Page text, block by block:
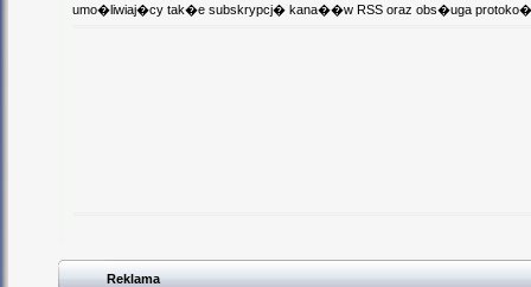
umo�liwiaj�cy tak�e subskrypcj� kana��w RSS oraz obs�uga
Reklama